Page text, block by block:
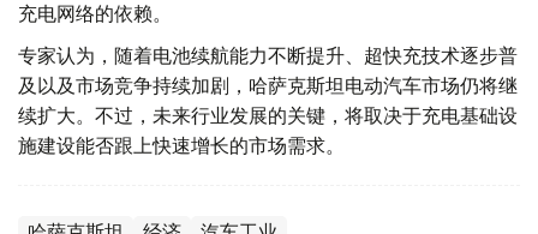
充电网络的依赖。
专家认为，随着电池续航能力不断提升、超快充技术逐步普
及以及市场竞争持续加剧，哈萨克斯坦电动汽车市场仍将继
续扩大。不过，未来行业发展的关键，将取决于充电基础设
施建设能否跟上快速增长的市场需求。